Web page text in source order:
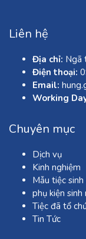
Liên hệ
Địa chỉ: Ngã
Điện thoại:
Email:
Working
Chuyên mục
Dịch vụ
Kinh nghiệm
Mẫu tiệc
phụ kiện sinh
Tiệc đã tổ
Tin Tức